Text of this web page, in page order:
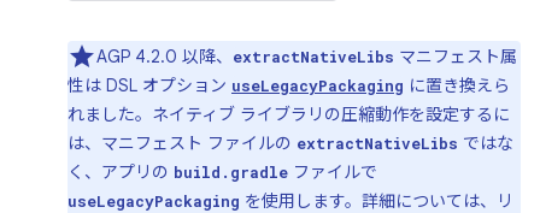
AGP 4.2.0 以降、 extractNativeLibs マニフェスト属
性は DSL オプション useLegacyPackaging に置き換えら
れました。ネイティブ ライブラリの圧縮動作を設定するに
は、マニフェスト ファイルの extractNativeLibs ではな
く、アプリの build.gradle ファイルで
useLegacyPackaging を使用します。詳細については、リ